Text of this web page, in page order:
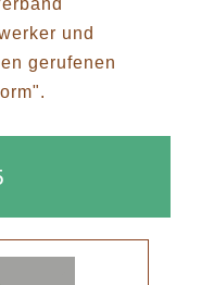
und
gerufenen